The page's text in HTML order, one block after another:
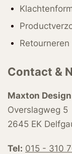
Retourneren
Contact &
Maxton Design
Overslagweg 5
2645 EK
Tel: 015 - 310